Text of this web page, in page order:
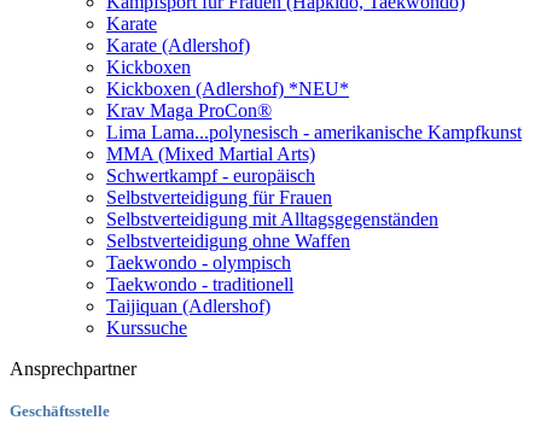
Karate
Karate (Adlershof)
Kickboxen
Kickboxen (Adlershof) *NEU*
Krav Maga ProCon®
Lima Lama...polynesisch - amerikanische Kampfkunst
MMA (Mixed Martial Arts)
Schwertkampf - europäisch
Selbstverteidigung für Frauen
Selbstverteidigung mit Alltagsgegenständen
Selbstverteidigung ohne Waffen
Taekwondo - olympisch
Taekwondo - traditionell
Taijiquan (Adlershof)
Kurssuche
Ansprechpartner
Geschäftsstelle